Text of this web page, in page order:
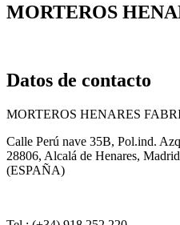
MORTEROS
Datos de contacto
MORTEROS HENARES
Calle Perú nave 35B, Pol.ind.
28806, Alcalá de Henares, Madrid
(ESPAÑA)